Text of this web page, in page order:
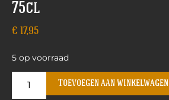
75cl
€ 17,95
5 op voorraad
Toevoegen aan winkelwagen